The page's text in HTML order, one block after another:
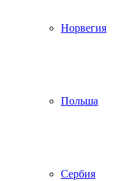
Норвегия
Польша
Сербия